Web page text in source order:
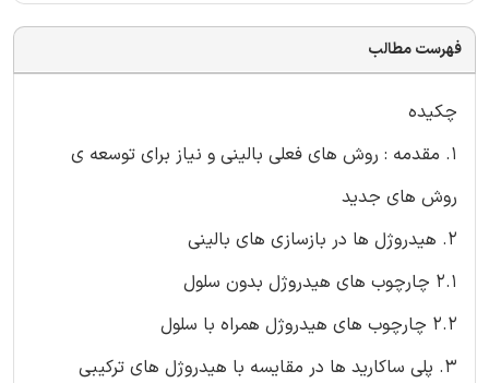
فهرست مطالب
چکیده
1. مقدمه : روش های فعلی بالینی و نیاز برای توسعه ی
روش های جدید
2. هیدروژل ها در بازسازی های بالینی
2.1 چارچوب های هیدروژل بدون سلول
2.2 چارچوب های هیدروژل همراه با سلول
3. پلی ساکارید ها در مقایسه با هیدروژل های ترکیبی